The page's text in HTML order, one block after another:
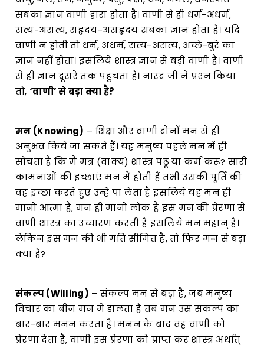
सबका ज्ञान वाणी द्वारा होता है। वाणी से ही धर्म-अधर्म,
सत्य-असत्य, सहृदय-असहृदय सबका ज्ञान होता है। यदि
वाणी न होती तो धर्म, अधर्म, सत्य-असत्य, अच्छे-बुरे का
ज्ञान नहीं होता। इसलिये शास्त्र ज्ञान से बड़ी वाणी है। वाणी
से ही ज्ञान दूसरे तक पहुंचता है। नारद जी ने प्रश्‍न किया
तो, ‘वाणी’ से बड़ा क्या है?
मन (Knowing) – शिक्षा और वाणी दोनों मन से ही
अनुभव किये जा सकते हैं। यह मनुष्य पहले मन में ही
सोचता है कि मैं मंत्र (वाक्य) शास्त्र पढूं या कर्म करूं? सारी
कामनाओं की इच्छाएं मन में होती हैं तभी उसकी पूर्ति की
वह इच्छा करते हुए उन्हें पा लेता है इसलिये यह मन ही
मानो आत्मा है, मन ही मानो लोक है इस मन की प्रेरणा से
वाणी शास्त्र का उच्चारण करती है इसलिये मन महान् है।
लेकिन इस मन की भी गति सीमित है, तो फिर मन से बड़ा
क्या है?
संकल्प (Willing) – संकल्प मन से बड़ा है, जब मनुष्य
विचार का बीज मन में डालता है तब मन उस संकल्प का
बार-बार मनन करता है। मनन के बाद वह वाणी को
प्रेरणा देता है, वाणी इस प्रेरणा को प्राप्त कर शास्त्र अर्थात्